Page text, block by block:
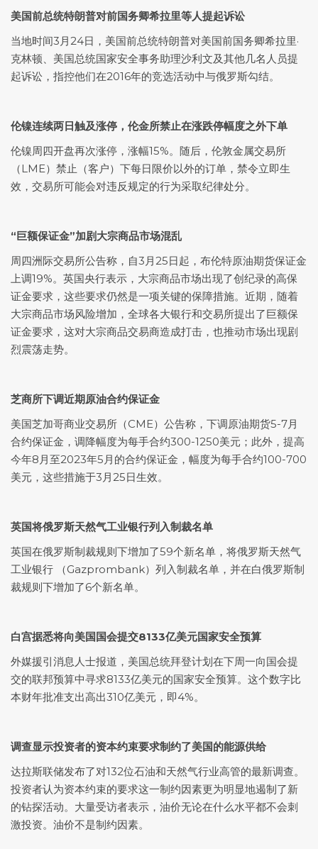
美国前总统特朗普对前国务卿希拉里等人提起诉讼
当地时间3月24日，美国前总统特朗普对美国前国务卿希拉里·
克林顿、美国总统国家安全事务助理沙利文及其他几名人员提
起诉讼，指控他们在2016年的竞选活动中与俄罗斯勾结。
伦镍连续两日触及涨停，伦金所禁止在涨跌停幅度之外下单
伦镍周四开盘再次涨停，涨幅15%。随后，伦敦金属交易所
（LME）禁止（客户）下每日限价以外的订单，禁令立即生
效，交易所可能会对违反规定的行为采取纪律处分。
“巨额保证金”加剧大宗商品市场混乱
周四洲际交易所公告称，自3月25日起，布伦特原油期货保证金
上调19%。英国央行表示，大宗商品市场出现了创纪录的高保
证金要求，这些要求仍然是一项关键的保障措施。近期，随着
大宗商品市场风险增加，全球各大银行和交易所提出了巨额保
证金要求，这对大宗商品交易商造成打击，也推动市场出现剧
烈震荡走势。
芝商所下调近期原油合约保证金
美国芝加哥商业交易所（CME）公告称，下调原油期货5-7月
合约保证金，调降幅度为每手合约300-1250美元；此外，提高
今年8月至2023年5月的合约保证金，幅度为每手合约100-700
美元，这些措施于3月25日生效。
英国将俄罗斯天然气工业银行列入制裁名单
英国在俄罗斯制裁规则下增加了59个新名单，将俄罗斯天然气
工业银行 （Gazprombank）列入制裁名单，并在白俄罗斯制
裁规则下增加了6个新名单。
白宫据悉将向美国国会提交8133亿美元国家安全预算
外媒援引消息人士报道，美国总统拜登计划在下周一向国会提
交的联邦预算中寻求8133亿美元的国家安全预算。这个数字比
本财年批准支出高出310亿美元，即4%。
调查显示投资者的资本约束要求制约了美国的能源供给
达拉斯联储发布了对132位石油和天然气行业高管的最新调查。
投资者认为资本约束的要求这一制约因素更为明显地遏制了新
的钻探活动。大量受访者表示，油价无论在什么水平都不会刺
激投资。油价不是制约因素。